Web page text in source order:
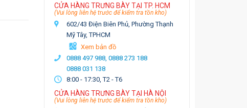
CỬA HÀNG TRƯNG BÀY TẠI TP. HCM
(Vui lòng liên hệ trước để kiểm tra tồn kho)
602/43 Điện Biên Phủ, Phường Thạnh
Mỹ Tây, TPHCM
Xem bản đồ
0888 497 988, 0888 273 188
0888 031 138
8:00 - 17:30, T2 - T6
CỬA HÀNG TRƯNG BÀY TẠI HÀ NỘI
(Vui lòng liên hệ trước để kiểm tra tồn kho)